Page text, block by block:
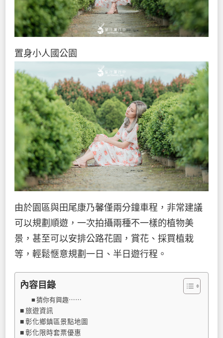
置身小人國公園
由於園區與田尾康乃馨僅兩分鐘車程，非常建議
可以規劃順遊，一次拍攝兩種不一樣的植物美
景，甚至可以安排公路花園，賞花、採買植栽
等，輕鬆愜意規劃一日、半日遊行程。
內容目錄
猜你有興趣⋯⋯
旅遊資訊
彰化鄉鎮區景點地圖
彰化限時套票優惠